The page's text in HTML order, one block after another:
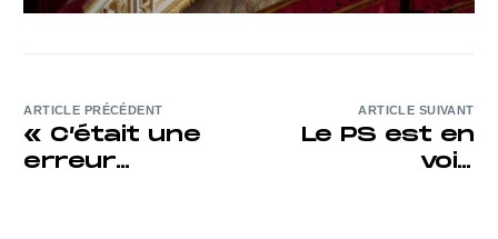
ARTICLE PRÉCÉDENT
« C’était une
erreur
ARTICLE SUIVANT
Le PS est en
voie